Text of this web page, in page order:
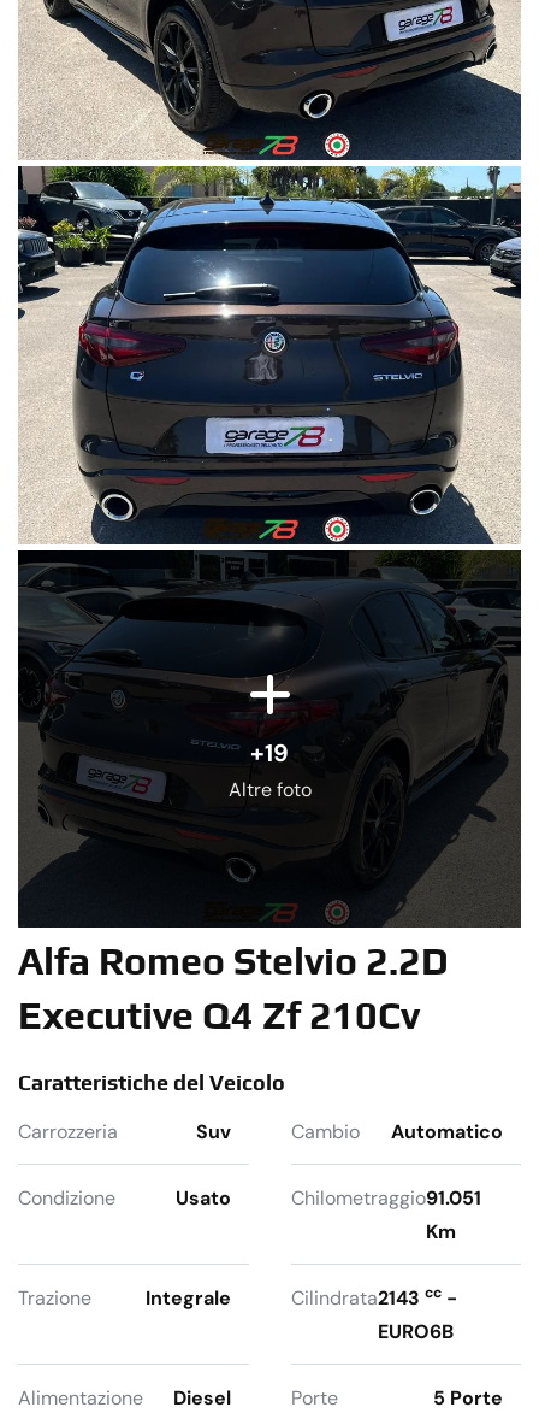
+19
Altre foto
Alfa Romeo Stelvio 2.2D
Executive Q4 Zf 210Cv
Caratteristiche del Veicolo
Carrozzeria
Suv Cambio Automatico
Condizione Usato Chilometraggio91.051
Km
Trazione Integrale Cilindrata2143 cc-
EURO6B
Alimentazione Diesel Porte 5 Porte